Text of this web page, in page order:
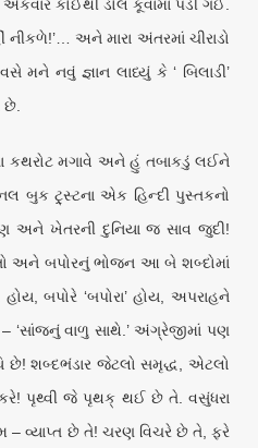
કોઈથી ડોલ કૂવામાં પડી ગઈ.
અને મારા અંતરમાં ચીરાડો
મને નવું જ્ઞાન લાધ્યું કે ‘ બિલાડી’
છે.
કથરોટ મગાવે અને હું તબાકડું લઈને
બુક ટ્ર્સ્ટના એક હિન્દી પુસ્તકનો
અને ખેતરની દુનિયા જ સાવ જુદી!
અને બપોરનું ભોજન આ બે શબ્દોમાં
બપોરે ‘બપોરા’ હોય, અપરાહને
‘સાંજનું વાળુ સાથે.’ અંગ્રેજીમાં પણ
છે! શબ્દભંડાર જેટલો સમૃદ્ધ, એટલો
પૃથ્વી જે પૃથક્ થઈ છે તે. વસુંધરા
– વ્યાપ્ત છે તે! ચરણ વિચરે છે તે, ફરે